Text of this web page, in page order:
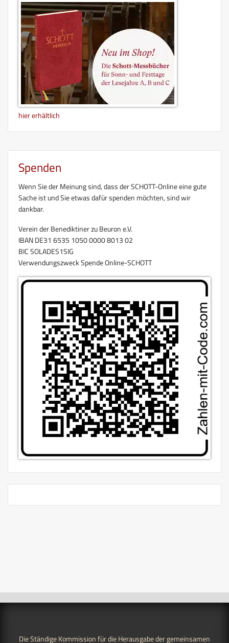
hier erhältlich
Spenden
Wenn Sie der Meinung sind, dass der SCHOTT-Online eine gute
Sache ist und Sie etwas dafür spenden möchten, sind wir
dankbar.
Verein der Benediktiner zu Beuron e.V.
IBAN DE31 6535 1050 0000 8013 02
BIC SOLADES1SIG
Verwendungszweck Spende Online-SCHOTT
Die Ständige Kommission für die Herausgabe der gemeinsamen